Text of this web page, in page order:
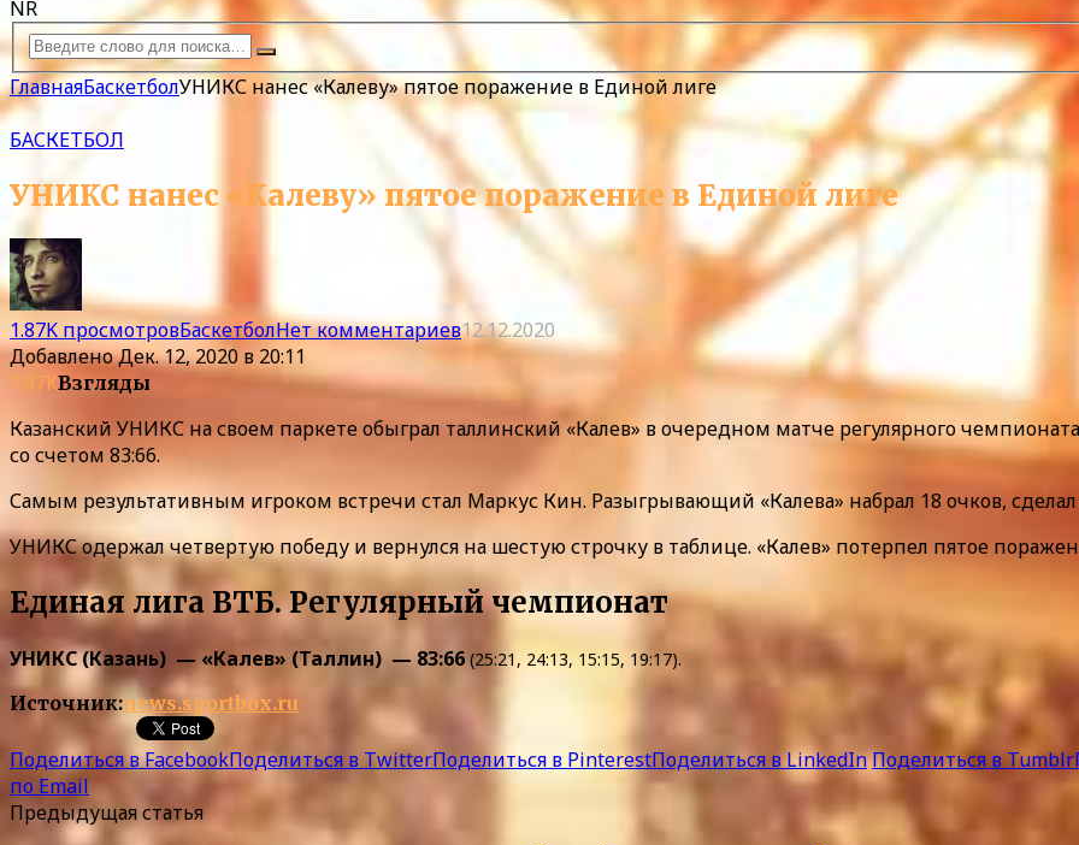
NR
ГлавнаяБаскетболУНИКС нанес «Калеву» пятое поражение в Единой лиге
БАСКЕТБОЛ
УНИКС нанес «Калеву» пятое поражение в Единой лиге
1.87K просмотровБаскетболНет комментариев12.12.2020
ДобавленоДек. 12, 2020 в 20:11
1.87KВзгляды
Казанский УНИКС на своем паркете обыграл таллинский «Калев» в очередном матче регулярного
со счетом 83:66.
Самым результативным игроком встречи стал Маркус Кин. Разыгрывающий «Калева» набрал 18 очков,
УНИКС одержал четвертую победу и вернулся на шестую строчку в таблице. «Калев» потерпел пятое
Единая лига ВТБ. Регулярный чемпионат
УНИКС (Казань) — «Калев» (Таллин) — 83:66 (25:21, 24:13, 15:15, 19:17).
Источник:news.sportbox.ru
Поделиться в FacebookПоделиться в TwitterПоделиться в PinterestПоделиться в LinkedInПоделиться в Tumblr
по Email
Предыдущая статья